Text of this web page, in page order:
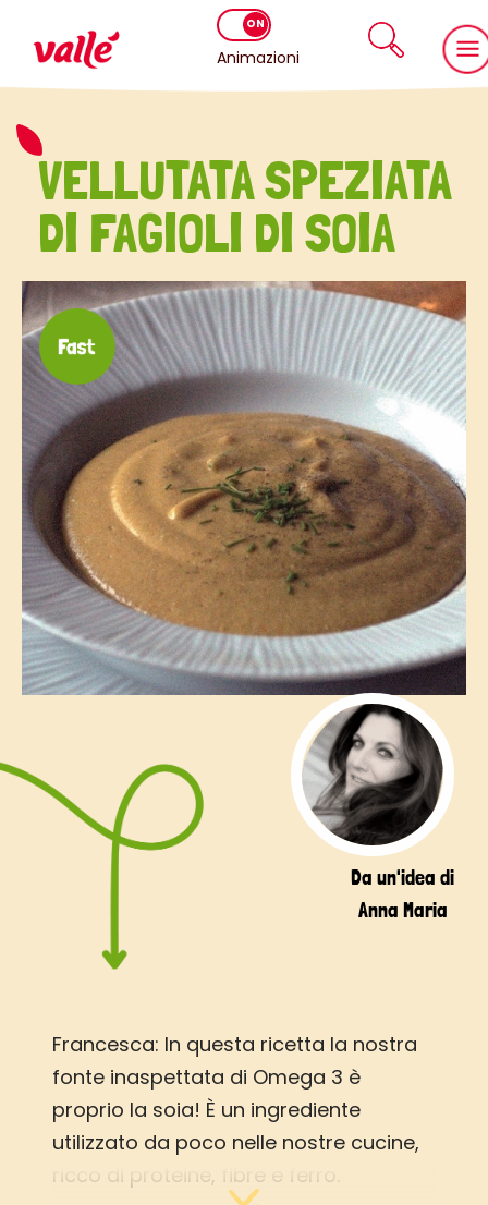
Animazioni
VELLUTATA SPEZIATA
DI FAGIOLI DI SOIA
Da un'idea di
Anna Maria
Francesca: In questa ricetta la nostra
fonte inaspettata di Omega 3 è
proprio la soia! È un ingrediente
utilizzato da poco nelle nostre cucine,
ricco di proteine, fibre e ferro.